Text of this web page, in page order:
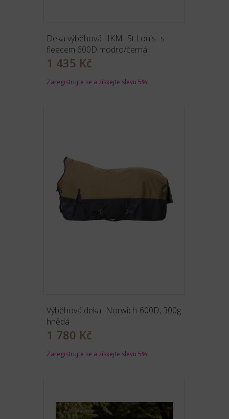
Deka výběhová HKM -St.Louis- s
fleecem 600D modro/černá
1 435 Kč
Zaregistrujte se a získejte slevu 5%!
Výběhová deka -Norwich-600D, 300g
hnědá
1 780 Kč
Zaregistrujte se a získejte slevu 5%!